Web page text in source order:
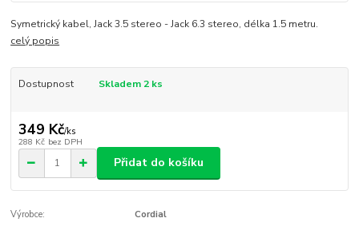
Symetrický kabel, Jack 3.5 stereo - Jack 6.3 stereo, délka 1.5 metru.
celý popis
Dostupnost Skladem 2 ks
349 Kč/ks
288 Kč bez DPH
Přidat do košíku
Výrobce: Cordial